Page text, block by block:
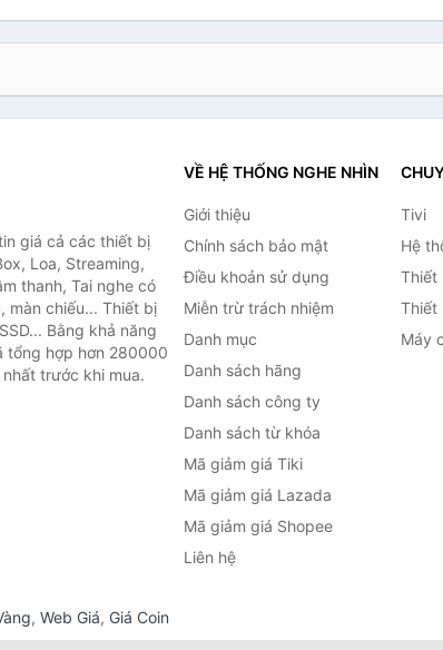
giá cả các thiết bị
Loa, Streaming,
thanh, Tai nghe có
màn chiếu... Thiết bị
Bằng khả năng
tổng hợp hơn 280000
trước khi mua.
VỀ HỆ THỐNG NGHE NHÌN
Giới thiệu
Chính sách bảo mật
Điều khoản sử dụng
Miễn trừ trách nhiệm
Danh mục
Danh sách hãng
Danh sách công ty
Danh sách từ khóa
Mã giảm giá Tiki
Mã giảm giá Lazada
Mã giảm giá Shopee
Liên hệ
Tivi
Hệ
Thiết
Thiết
Máy
, Web Giá, Giá Coin